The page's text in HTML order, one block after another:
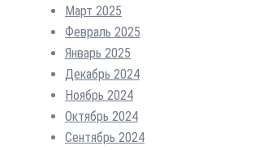
Март 2025
Февраль 2025
Январь 2025
Декабрь 2024
Ноябрь 2024
Октябрь 2024
Сентябрь 2024